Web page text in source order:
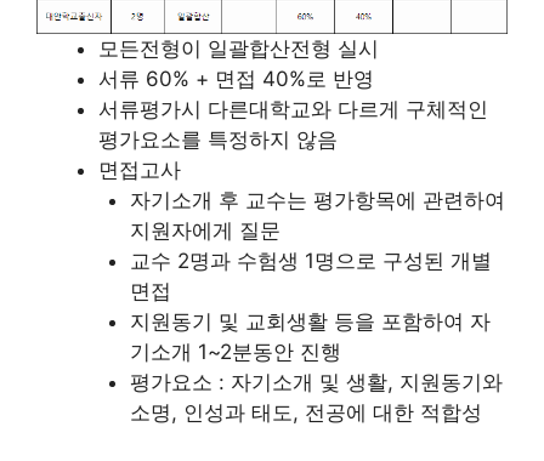
모든전형이 일괄합산전형 실시
서류 60% + 면접 40%로 반영
서류평가시 다른대학교와 다르게 구체적인
평가요소를 특정하지 않음
면접고사
자기소개 후 교수는 평가항목에 관련하여
지원자에게 질문
교수 2명과 수험생 1명으로 구성된 개별
면접
지원동기 및 교회생활 등을 포함하여 자
기소개 1~2분동안 진행
평가요소 : 자기소개 및 생활, 지원동기와
소명, 인성과 태도, 전공에 대한 적합성